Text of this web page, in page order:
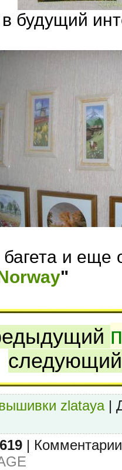
будущий
и еще
"
zlataya|
| Комментарии